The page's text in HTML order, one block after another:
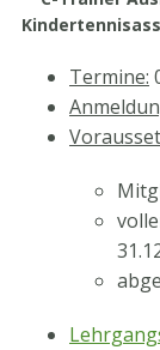
Termine: